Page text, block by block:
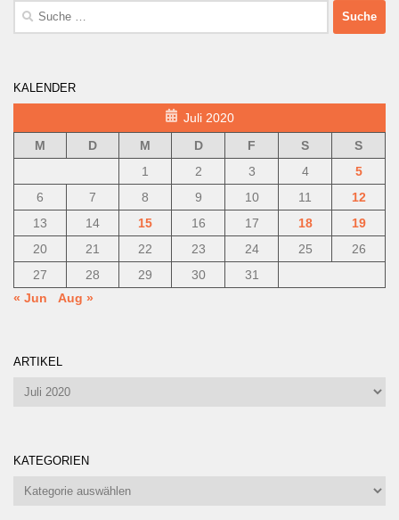
Suche
KALENDER
Juli 2020
M
D M D F S
S
1
2 3 4
5
6
7 8 9 10 11
12
13
14 15 16 17 18
19
20
21 22 23 24 25
26
27
28 29 30
31
« Jun
Aug »
ARTIKEL
Artikel
KATEGORIEN
Kategorien